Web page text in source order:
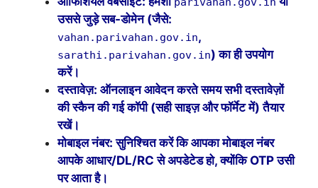
उससे जुड़े सब-डोमेन (जैसे:
vahan.parivahan.gov.in,
sarathi.parivahan.gov.in) का ही उपयोग
करें।
दस्तावेज़: ऑनलाइन आवेदन करते समय सभी दस्तावेज़ों
की स्कैन की गई कॉपी (सही साइज़ और फॉर्मेट में) तैयार
रखें।
मोबाइल नंबर: सुनिश्चित करें कि आपका मोबाइल नंबर
आपके आधार/DL/RC से अपडेटेड हो, क्योंकि OTP उसी
पर आता है।